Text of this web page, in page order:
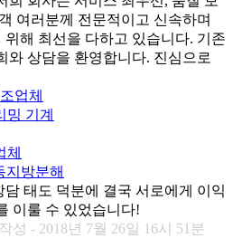
여러분께 전문적이고 신속하며
해 최선을 다하고 있습니다. 기존
와 상담을 환영합니다. 진심으로
업체
밍 기계
체
지방분해
태도 덕분에 결국 서로에게 이익
이룰 수 있었습니다!
성 - 2018년 7월 26일 16시 51분